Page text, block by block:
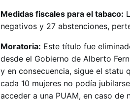
Medidas fiscales para el tabaco:
negativos y 27 abstenciones,
Moratoria: Este título fue
desde el Gobierno de Alberto
y en consecuencia, sigue el statu
cada 10 mujeres no podía
acceder a una PUAM, en caso de